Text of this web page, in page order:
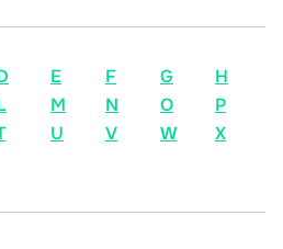
E F G
H
M N O
P
U V W
X